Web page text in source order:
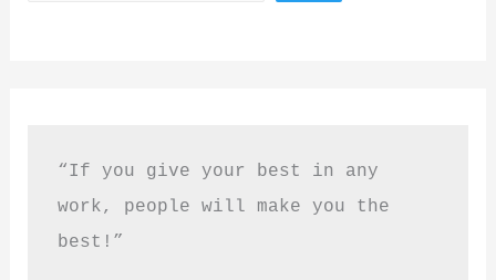
“If you give your best in any
work, people will make you the
best!”